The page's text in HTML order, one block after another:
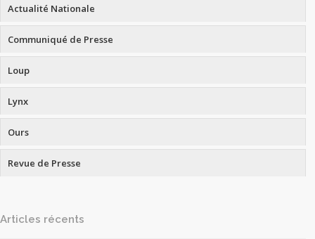
Actualité Nationale
Communiqué de Presse
Loup
Lynx
Ours
Revue de Presse
Articles récents